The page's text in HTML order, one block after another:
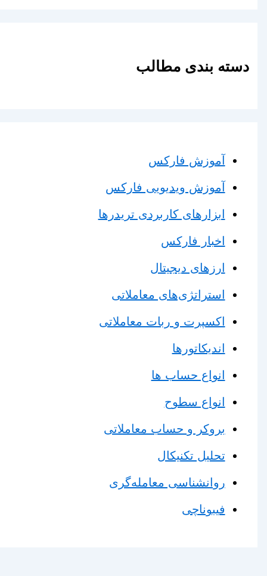
دسته بندی مطالب
آموزش فارکس
آموزش ویدیویی فارکس
ابزارهای کاربردی تریدرها
اخبار فارکس
ارزهای دیجیتال
استراتژی‌های معاملاتی
اکسپرت و ربات معاملاتی
اندیکاتورها
انواع حساب ها
انواع سطوح
بروکر و حساب معاملاتی
تحلیل تکنیکال
روانشناسی معامله‌گری
فیبوناچی